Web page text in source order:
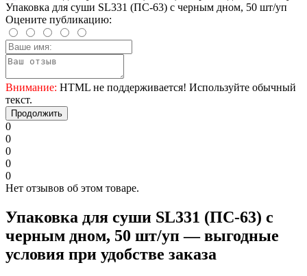
Упаковка для суши SL331 (ПС-63) с черным дном, 50 шт/уп
Оцените публикацию:
Внимание: HTML не поддерживается! Используйте обычный
текст.
Продолжить
0
0
0
0
0
Нет отзывов об этом товаре.
Упаковка для суши SL331 (ПС-63) с
черным дном, 50 шт/уп — выгодные
условия при удобстве заказа